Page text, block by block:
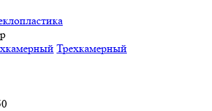
Трехкамерный